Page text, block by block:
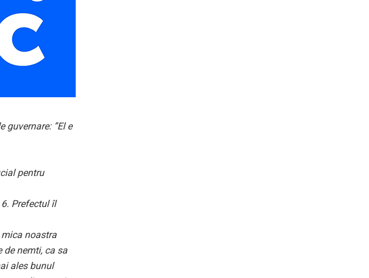
guvernare: ”El e
pentru
Prefectul îl
noastra
de nemti, ca sa
ales bunul